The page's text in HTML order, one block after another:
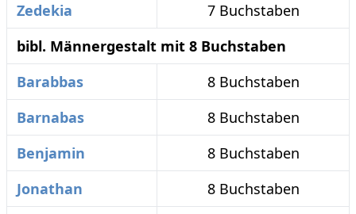
Zedekia
7 Buchstaben
bibl. Männergestalt mit 8 Buchstaben
Barabbas
8 Buchstaben
Barnabas
8 Buchstaben
Benjamin
8 Buchstaben
Jonathan
8 Buchstaben